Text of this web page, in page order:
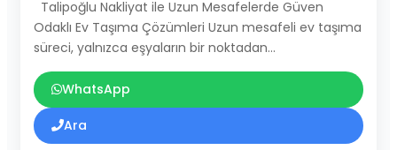
Talipoğlu Nakliyat ile Uzun Mesafelerde Güven
Odaklı Ev Taşıma Çözümleri Uzun mesafeli ev taşıma
süreci, yalnızca eşyaların bir noktadan…
WhatsApp
Ara